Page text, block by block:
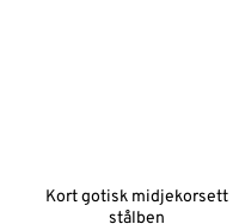
Kort gotisk midjekorsett
stålben